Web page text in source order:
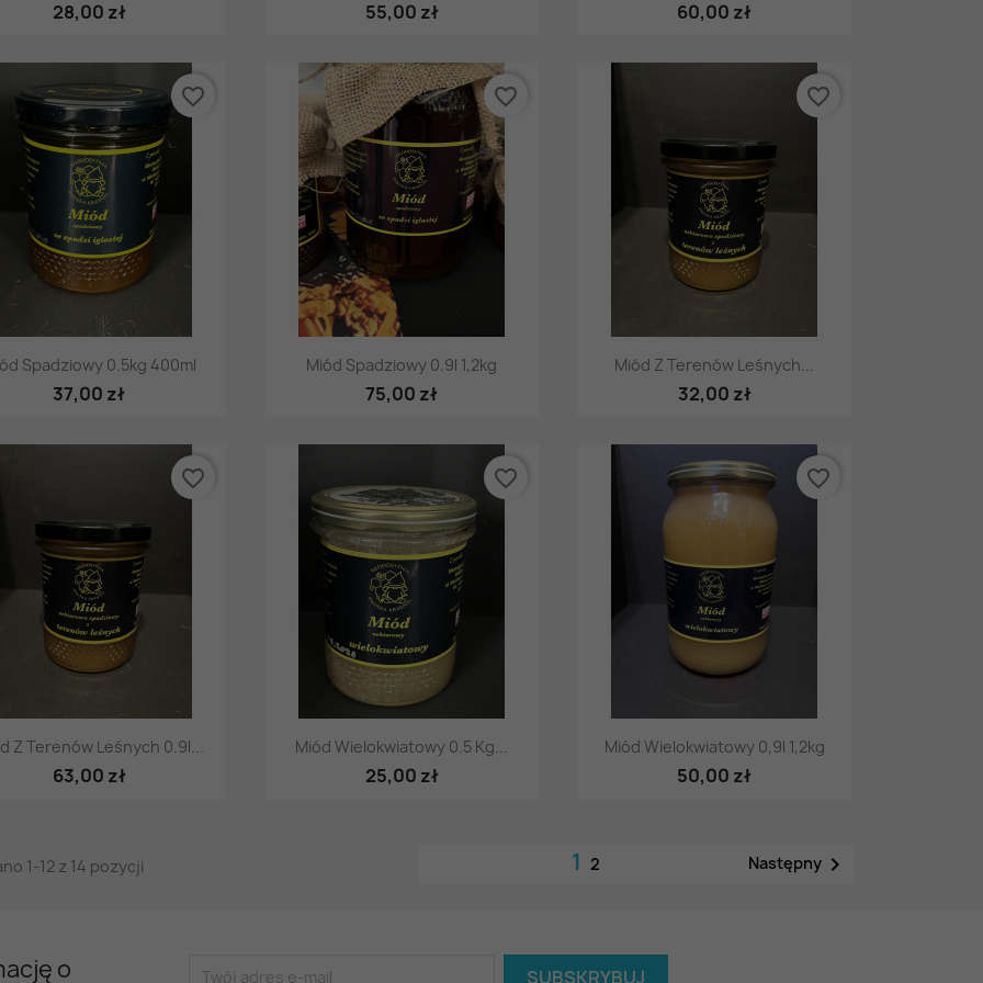
28,00 zł 55,00 zł 60,00 zł
Szybki podgląd
Spadziowy 0.5kg 400ml
37,00 zł
favorite_border
Szybki podgląd
Miód Spadziowy 0.9l 1,2kg
75,00 zł
favorite_border
Szybki podgląd
Miód Z Terenów Leśnych...
32,00 zł
favorite_border
Szybki podgląd
Z Terenów Leśnych 0.9l...
63,00 zł
favorite_border
Szybki podgląd
Miód Wielokwiatowy 0.5 Kg...
25,00 zł
favorite_border
Szybki podgląd
Miód Wielokwiatowy 0,9l 1,2kg
50,00 zł
favorite_border
1-12 z 14 pozycji 1 2 Następny
o